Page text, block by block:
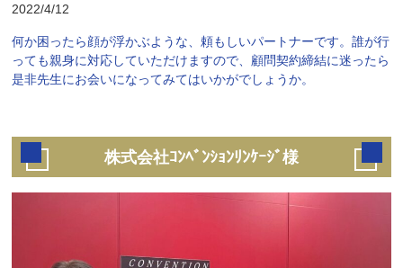
2022/4/12
何か困ったら顔が浮かぶような、頼もしいパートナーです。誰が行
っても親身に対応していただけますので、顧問契約締結に迷ったら
是非先生にお会いになってみてはいかがでしょうか。
株式会社ｺﾝﾍﾞﾝｼｮﾝﾘﾝｹｰｼﾞ様